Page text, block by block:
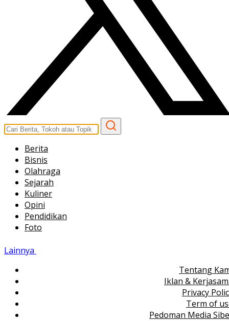
Berita
Bisnis
Olahraga
Sejarah
Kuliner
Opini
Pendidikan
Foto
Lainnya
Tentang
Iklan &
Privacy
Term of
Pedoman Media